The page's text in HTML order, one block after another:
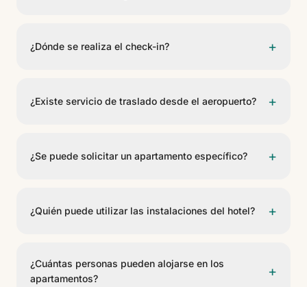
establecimiento de 3 estrellas.
¿Dónde se realiza el check-in? +
horas.
¿Existe servicio de traslado desde el aeropuerto? +
traslado. También existe conexión mediante transporte
¿Se puede solicitar un apartamento específico? +
disponibilidad. También es posible solicitar mejora de
¿Quién puede utilizar las instalaciones del hotel? +
comunes (horario de piscina de 09:00 a 17:00). Los
¿Cuántas personas pueden alojarse en los
apartamentos?
+